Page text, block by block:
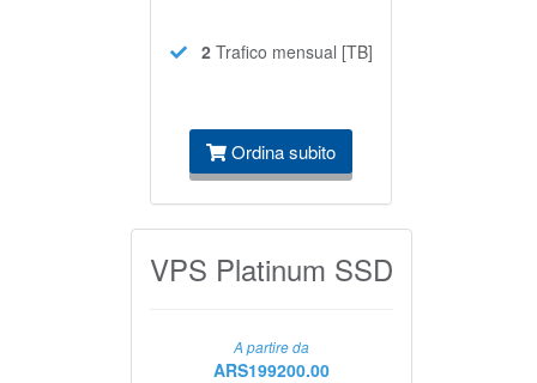
2Trafico mensual [TB]
Ordina subito
VPS Platinum SSD
A partire da
ARS199200.00